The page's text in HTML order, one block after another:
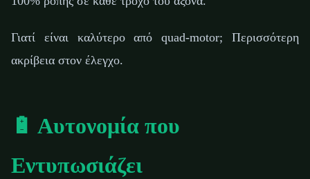
Γιατί είναι καλύτερο από quad-motor; Περισσότερη
ακρίβεια στον έλεγχο.
🔋 Αυτονομία που
Εντυπωσιάζει